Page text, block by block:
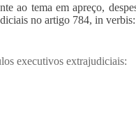
ao tema em apreço,
no artigo 784, in verbis:
executivos extrajudiciais: